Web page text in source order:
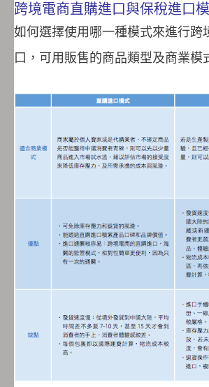
跨境電商直購進口與保稅進口
如何選擇使用哪一種模式來進行跨
口，可用販售的商品類型及商業模